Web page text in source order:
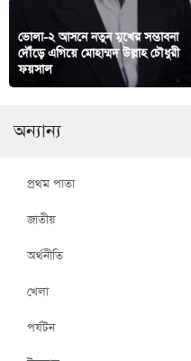
ভোলা-২ আসনে নতুন মুখের সম্ভাবনা
দৌঁড়ে এগিয়ে মোহাম্মদ উল্লাহ চৌধুরী
ফয়সাল
অন্যান্য
প্রথম পাতা
জাতীয়
অর্থনীতি
খেলা
পর্যটন